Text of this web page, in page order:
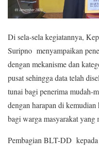
Di sela-sela kegiatannya,
Suripno menyampaikan
dengan mekanisme dan
pusat sehingga data telah
tunai bagi penerima mudah-
dengan harapan di
bagi warga masyarakat yang
Pembagian BLT-DD